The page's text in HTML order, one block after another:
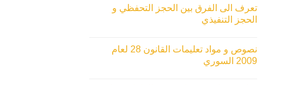
تعرف الى الفرق بين الحجز التحفظي و
الحجز التنفيذي
نصوص و مواد تعليمات القانون 28 لعام
2009 السوري